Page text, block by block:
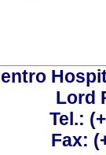
Lord
Tel.:
Fax: